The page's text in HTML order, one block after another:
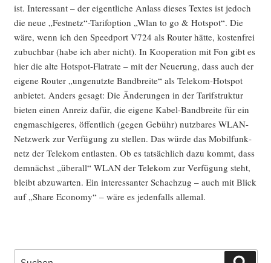
ist. Inter­es­sant – der eigent­li­che Anlass die­ses Tex­tes ist jedoch
die neue „Festnetz“-Tarifoption „Wlan to go & Hot­spot“. Die
wäre, wenn ich den Speed­port V724 als Rou­ter hät­te, kos­ten­frei
zubuch­bar (habe ich aber nicht). In Koope­ra­ti­on mit Fon gibt es
hier die alte Hot­spot-Flat­rate – mit der Neue­rung, dass auch der
eige­ne Rou­ter „unge­nutz­te Band­brei­te“ als Tele­kom-Hot­spot
anbie­tet. Anders gesagt: Die Ände­run­gen in der Tarif­struk­tur
bie­ten einen Anreiz dafür, die eige­ne Kabel-Band­brei­te für ein
eng­ma­schi­ge­res, öffent­lich (gegen Gebühr) nutz­ba­res WLAN-
Netz­werk zur Ver­fü­gung zu stel­len. Das wür­de das Mobil­funk­
netz der Tele­kom ent­las­ten. Ob es tat­säch­lich dazu kommt, dass
dem­nächst „über­all“ WLAN der Tele­kom zur Ver­fü­gung steht,
bleibt abzu­war­ten. Ein inter­es­san­ter Schach­zug – auch mit Blick
auf „Share Eco­no­my“ – wäre es jeden­falls allemal.
Suche